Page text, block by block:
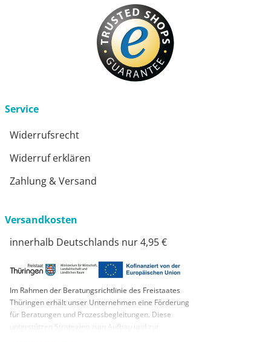
Service
Widerrufsrecht
Widerruf erklären
Zahlung & Versand
Versandkosten
innerhalb Deutschlands nur 4,95 €
Im Rahmen der Beratungsrichtlinie des Freistaates
Thüringen erhält unser Unternehmen eine Förderung
für Beratungen und Prozessbegleitungen. Diese
unterstützen Strategien zum Aufbau und zur